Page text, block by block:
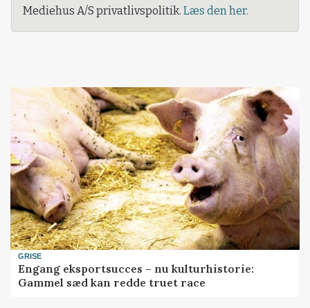
Mediehus A/S privatlivspolitik. Læs den her.
GRISE
Engang eksportsucces – nu kulturhistorie:
Gammel sæd kan redde truet race